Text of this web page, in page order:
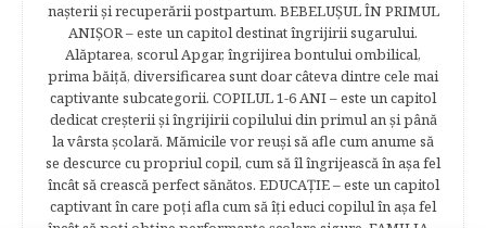
naşterii şi recuperării postpartum. BEBELUŞUL ÎN PRIMUL
ANIŞOR – este un capitol destinat îngrijirii sugarului.
Alăptarea, scorul Apgar, îngrijirea bontului ombilical,
prima băiţă, diversificarea sunt doar câteva dintre cele mai
captivante subcategorii. COPILUL 1-6 ANI – este un capitol
dedicat creşterii şi îngrijirii copilului din primul an şi până
la vârsta şcolară. Mămicile vor reuşi să afle cum anume să
se descurce cu propriul copil, cum să îl îngrijească în aşa fel
încât să crească perfect sănătos. EDUCAŢIE – este un capitol
captivant în care poţi afla cum să îţi educi copilul în aşa fel